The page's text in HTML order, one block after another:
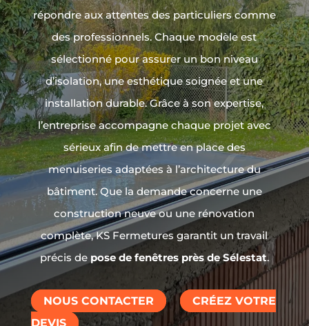
répondre aux attentes des particuliers comme
des professionnels. Chaque modèle est
sélectionné pour assurer un bon niveau
d’isolation, une esthétique soignée et une
installation durable. Grâce à son expertise,
l’entreprise accompagne chaque projet avec
sérieux afin de mettre en place des
menuiseries adaptées à l’architecture du
bâtiment. Que la demande concerne une
construction neuve ou une rénovation
complète, KS Fermetures garantit un travail
précis de pose de fenêtres près de Sélestat.
NOUS CONTACTER
CRÉEZ VOTRE
DEVIS